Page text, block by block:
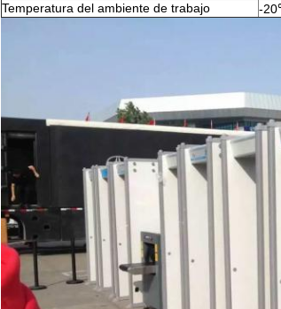
Temperatura del ambiente de trabajo
-